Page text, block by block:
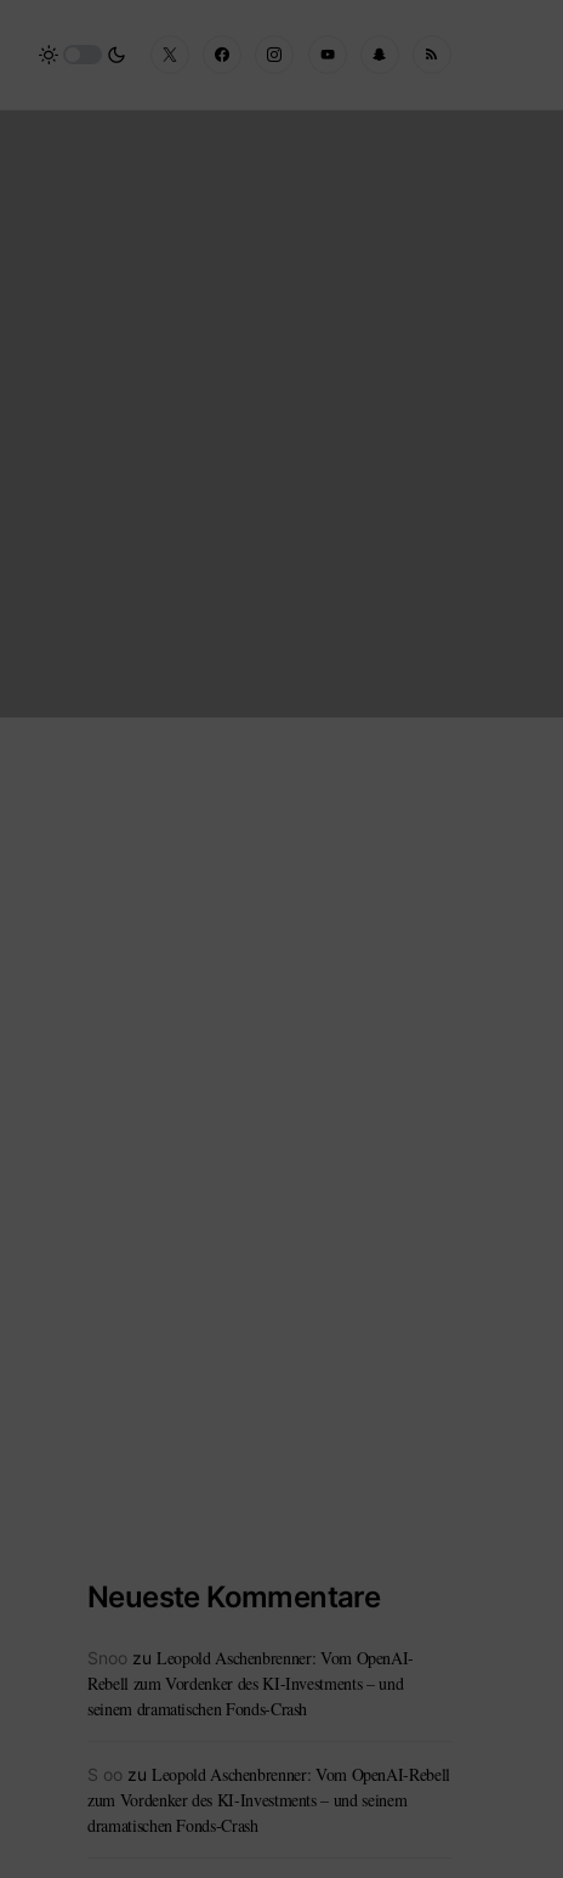
Neueste Kommentare
Snoo zu Leopold Aschenbrenner: Vom OpenAI-
Rebell zum Vordenker des KI-Investments – und
seinem dramatischen Fonds-Crash
S oo zu Leopold Aschenbrenner: Vom OpenAI-Rebell
zum Vordenker des KI-Investments – und seinem
dramatischen Fonds-Crash